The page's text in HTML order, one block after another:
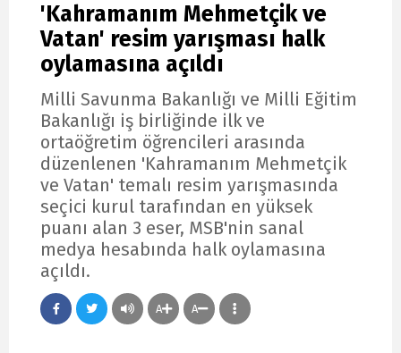
'Kahramanım Mehmetçik ve
Vatan' resim yarışması halk
oylamasına açıldı
Milli Savunma Bakanlığı ve Milli Eğitim
Bakanlığı iş birliğinde ilk ve
ortaöğretim öğrencileri arasında
düzenlenen 'Kahramanım Mehmetçik
ve Vatan' temalı resim yarışmasında
seçici kurul tarafından en yüksek
puanı alan 3 eser, MSB'nin sanal
medya hesabında halk oylamasına
açıldı.
A A